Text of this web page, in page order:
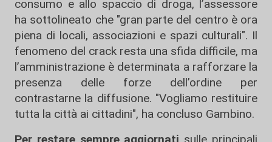
consumo e allo spaccio di droga, l’assessore
ha sottolineato che "gran parte del centro è ora
piena di locali, associazioni e spazi culturali". Il
fenomeno del crack resta una sfida difficile, ma
l’amministrazione è determinata a rafforzare la
presenza delle forze dell’ordine per
contrastarne la diffusione. "Vogliamo restituire
tutta la città ai cittadini", ha concluso Gambino.
Per restare sempre aggiornati sulle principali